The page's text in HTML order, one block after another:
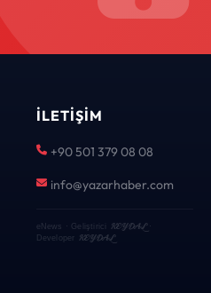
İLETIŞIM
+90 501 379 08 08
info@yazarhaber.com
eNews · Geliştirici KEYDAL·
Developer
KEYDAL